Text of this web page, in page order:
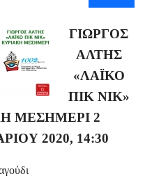
ΓΙΩΡΓΟΣ
ΑΛΤΗΣ
«ΛΑΪΚΟ
ΠΙΚ ΝΙΚ»
ΜΕΣΗΜΕΡΙ 2
2020, 14:30